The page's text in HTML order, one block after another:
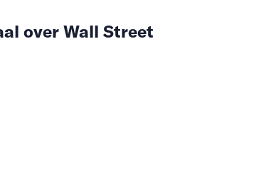
over Wall Street